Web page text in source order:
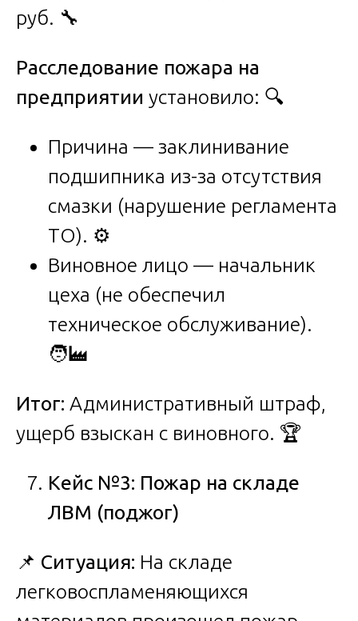
руб. 🔧
Расследование пожара на
предприятии установило: 🔍
Причина — заклинивание
подшипника из-за отсутствия
смазки (нарушение регламента
ТО). ⚙️
Виновное лицо — начальник
цеха (не обеспечил
техническое обслуживание).
🧑‍🏭
Итог: Административный штраф,
ущерб взыскан с виновного. 🏆
Кейс №3: Пожар на складе
ЛВМ (поджог)
📌 Ситуация: На складе
легковоспламеняющихся